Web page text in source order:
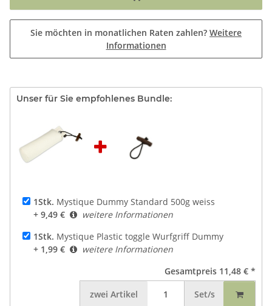
Sie möchten in monatlichen Raten zahlen? Weitere
Informationen
Unser für Sie empfohlenes Bundle:
1Stk. Mystique Dummy Standard 500g weiss
+ 9,49 €
weitere Informationen
1Stk. Mystique Plastic toggle Wurfgriff Dummy
+ 1,99 €
weitere Informationen
Gesamtpreis 11,48 € *
zwei Artikel Set/s